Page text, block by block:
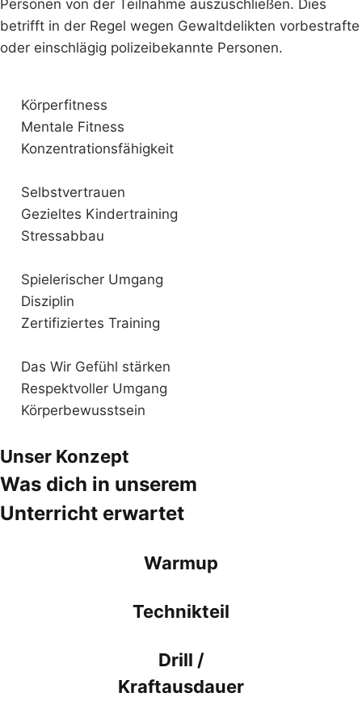
Personen von der Teilnahme auszuschließen. Dies
betrifft in der Regel wegen Gewaltdelikten vorbestrafte
oder einschlägig polizeibekannte Personen.
Körperfitness
Mentale Fitness
Konzentrationsfähigkeit
Selbstvertrauen
Gezieltes Kindertraining
Stressabbau
Spielerischer Umgang
Disziplin
Zertifiziertes Training
Das Wir Gefühl stärken
Respektvoller Umgang
Körperbewusstsein
Unser Konzept
Was dich in unserem
Unterricht erwartet
Warmup
Technikteil
Drill /
Kraftausdauer